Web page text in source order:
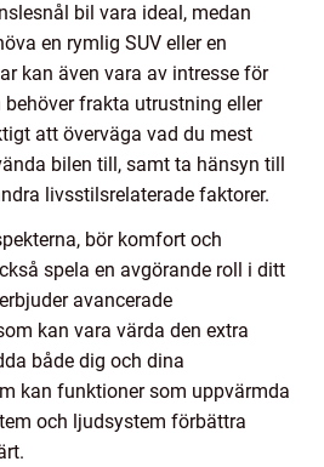
bil vara ideal, medan
en rymlig SUV eller en
kan även vara av intresse för
frakta utrustning eller
att överväga vad du mest
bilen till, samt ta hänsyn till
livsstilsrelaterade faktorer.
bör komfort och
spela en avgörande roll i ditt
avancerade
kan vara värda den extra
både dig och dina
kan funktioner som uppvärmda
och ljudsystem förbättra